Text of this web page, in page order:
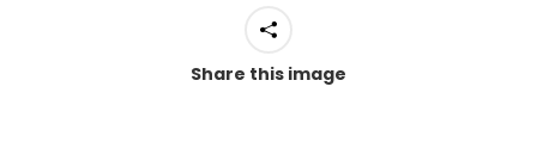
Share this image